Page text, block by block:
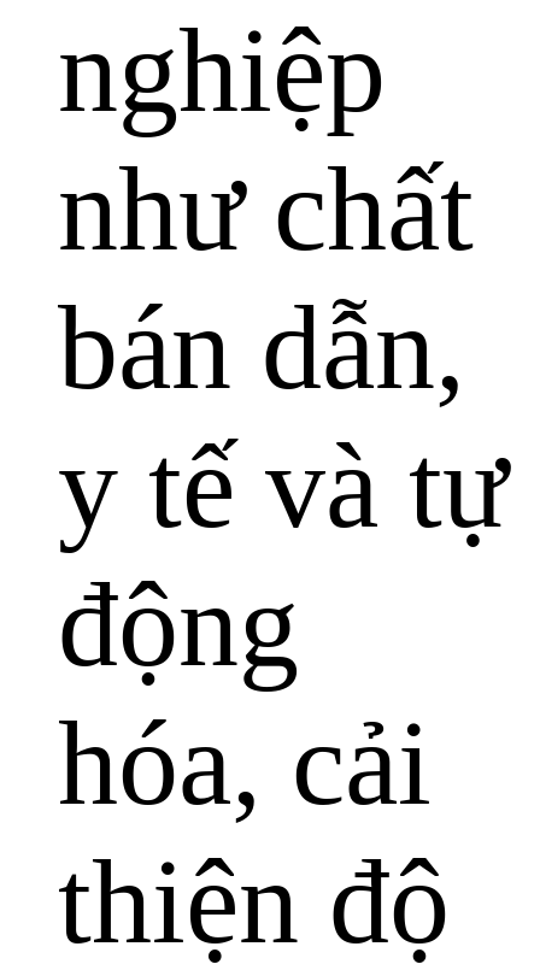
nghiệp
như chất
bán dẫn,
y tế và tự
động
hóa, cải
thiện độ